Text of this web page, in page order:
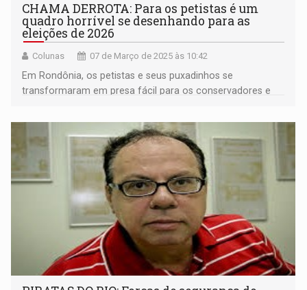
CHAMA DERROTA: Para os petistas é um
quadro horrível se desenhando para as
eleições de 2026
Colunas 07 de Março de 2025 às 10:42
Em Rondônia, os petistas e seus puxadinhos se
transformaram em presa fácil para os conservadores e